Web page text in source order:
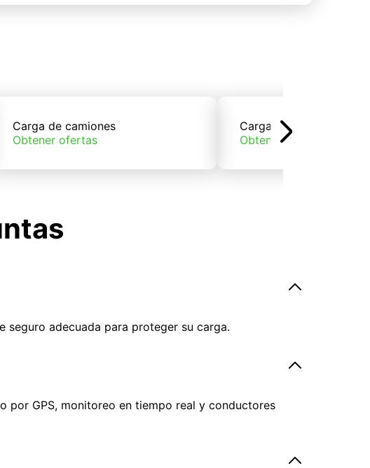
Carga de camiones
Obtener ofertas
Carga de trenes
Obtener ofertas
adecuada para proteger su carga.
por GPS, monitoreo en tiempo real y conductores